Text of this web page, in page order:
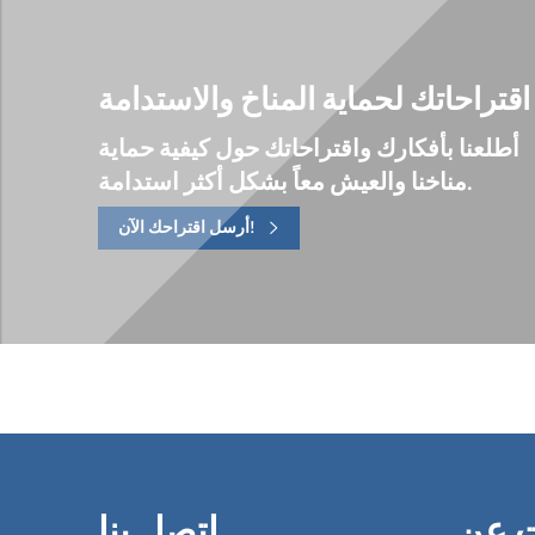
اقتراحاتك لحماية المناخ والاستدامة
أطلعنا بأفكارك واقتراحاتك حول كيفية حماية
مناخنا والعيش معاً بشكل أكثر استدامة.
أرسل اقتراحك الآن!